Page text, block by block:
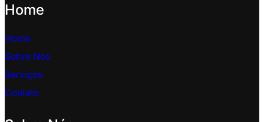
Home
Home
Sobre Nós
Serviços
Contato